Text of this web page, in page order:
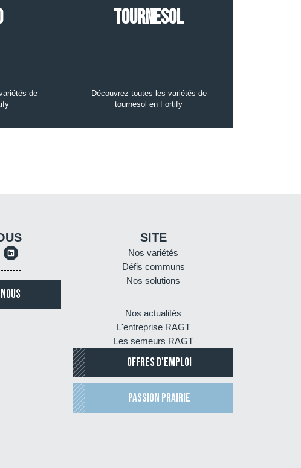
de
Tournesol
Découvrez toutes les variétés de
tournesol en Fortify
SITE
Nos variétés
Défis communs
Nos solutions
Nos actualités
L'entreprise RAGT
Les semeurs RAGT
OFFRES D'EMPLOI
PASSION PRAIRIE